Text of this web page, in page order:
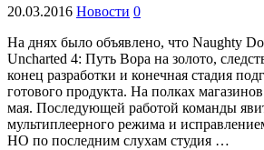
20.03.2016 Новости 0
На днях было объявлено, что Naughty
Uncharted 4: Путь Вора на золото,
конец разработки и конечная стадия
готового продукта. На полках
мая. Последующей работой команды
мультиплеерного режима и
НО по последним слухам студия …